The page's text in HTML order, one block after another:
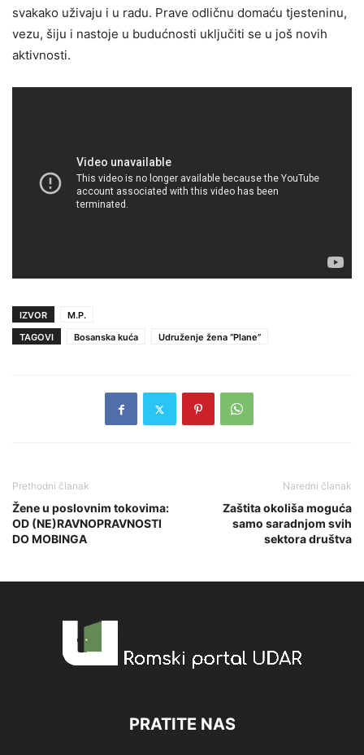
svakako uživaju i u radu. Prave odličnu domaću tjesteninu,
vezu, šiju i nastoje u budućnosti uključiti se u još novih
aktivnosti.
IZVOR
M.P.
TAGOVI
Bosanska kuća Udruženje žena “Plane”
Prethodni članak
Žene u poslovnim tokovima:
OD (NE)RAVNOPRAVNOSTI
DO MOBINGA
Naredni članak
Zaštita okoliša moguća
samo saradnjom svih
sektora društva
PRATITE NAS